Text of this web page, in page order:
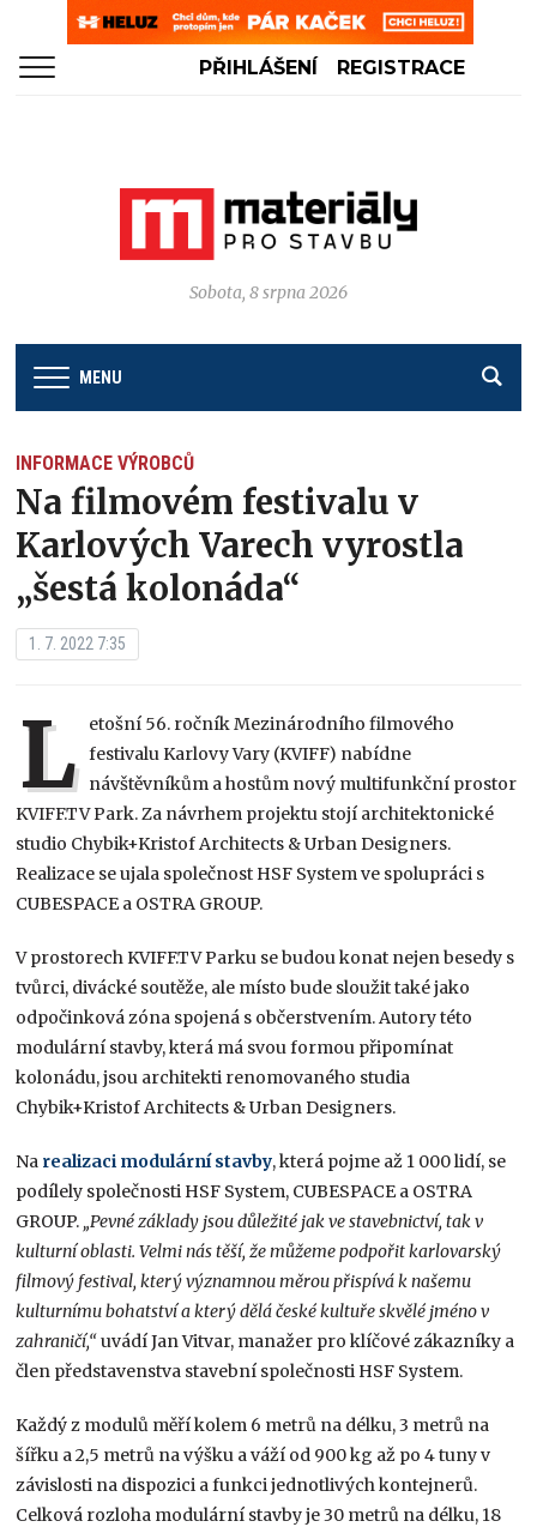
PŘIHLÁŠENÍ REGISTRACE
Sobota, 8 srpna 2026
MENU
INFORMACE VÝROBCŮ
Na filmovém festivalu v
Karlových Varech vyrostla
„šestá kolonáda“
1. 7. 2022 7:35
L etošní 56. ročník Mezinárodního filmového
festivalu Karlovy Vary (KVIFF) nabídne
návštěvníkům a hostům nový multifunkční prostor
KVIFF.TV Park. Za návrhem projektu stojí architektonické
studio Chybik+Kristof Architects & Urban Designers.
Realizace se ujala společnost HSF System ve spolupráci s
CUBESPACE a OSTRA GROUP.
V prostorech KVIFF.TV Parku se budou konat nejen besedy s
tvůrci, divácké soutěže, ale místo bude sloužit také jako
odpočinková zóna spojená s občerstvením. Autory této
modulární stavby, která má svou formou připomínat
kolonádu, jsou architekti renomovaného studia
Chybik+Kristof Architects & Urban Designers.
Na realizaci modulární stavby, která pojme až 1 000 lidí, se
podílely společnosti HSF System, CUBESPACE a OSTRA
GROUP. „Pevné základy jsou důležité jak ve stavebnictví, tak v
kulturní oblasti. Velmi nás těší, že můžeme podpořit karlovarský
filmový festival, který významnou měrou přispívá k našemu
kulturnímu bohatství a který dělá české kultuře skvělé jméno v
zahraničí,“uvádí Jan Vitvar, manažer pro klíčové zákazníky a
člen představenstva stavební společnosti HSF System.
Každý z modulů měří kolem 6 metrů na délku, 3 metrů na
šířku a 2,5 metrů na výšku a váží od 900 kg až po 4 tuny v
závislosti na dispozici a funkci jednotlivých kontejnerů.
Celková rozloha modulární stavby je 30 metrů na délku, 18